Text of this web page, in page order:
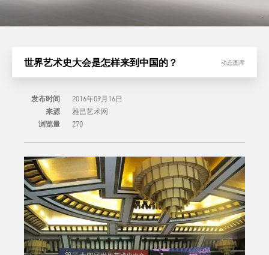
世界艺术史大会是怎样来到中国的？ 动态图库
发布时间
2016年09月16日
来源
雅昌艺术网
浏览量
270